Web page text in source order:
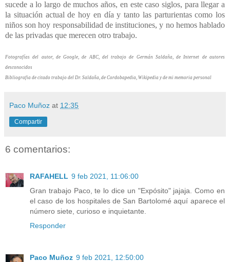
sucede a lo largo de muchos años, en este caso siglos, para llegar a
la situación actual de hoy en día y tanto las parturientas como los
niños son hoy responsabilidad de instituciones, y no hemos hablado
de las privadas que merecen otro trabajo.
Fotografías del autor, de Google, de ABC, del trabajo de Germán Saldaña, de Internet de autores
desconocidos
Bibliografia de citado trabajo del Dr. Saldaña, de Cordobapedia, Wikipedia y de mi memoria personal
Paco Muñoz at 12:35
Compartir
6 comentarios:
RAFAHELL 9 feb 2021, 11:06:00
Gran trabajo Paco, te lo dice un "Expósito" jajaja. Como en
el caso de los hospitales de San Bartolomé aquí aparece el
número siete, curioso e inquietante.
Responder
Paco Muñoz 9 feb 2021, 12:50:00